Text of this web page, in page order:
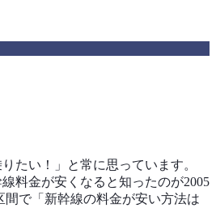
たい！」と常に思っています。
料金が安くなると知ったのが2005
で「新幹線の料金が安い方法は